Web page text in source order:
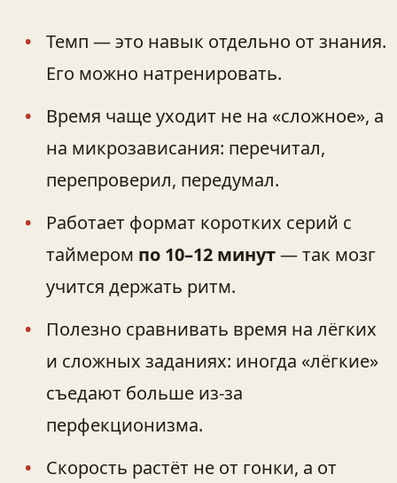
Темп — это навык отдельно от знания.
Его можно натренировать.
Время чаще уходит не на «сложное», а
на микрозависания: перечитал,
перепроверил, передумал.
Работает формат коротких серий с
таймером по 10–12 минут— так мозг
учится держать ритм.
Полезно сравнивать время на лёгких
и сложных заданиях: иногда «лёгкие»
съедают больше из‑за
перфекционизма.
Скорость растёт не от гонки, а от